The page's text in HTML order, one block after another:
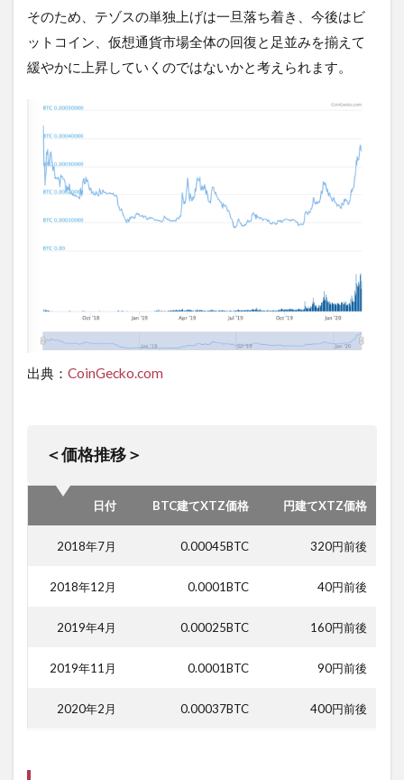
そのため、テゾスの単独上げは一旦落ち着き、今後はビ
ットコイン、仮想通貨市場全体の回復と足並みを揃えて
緩やかに上昇していくのではないかと考えられます。
出典： CoinGecko.com
＜価格推移＞
日付 BTC建てXTZ価格 円建てXTZ価格
2018年7月 0.00045BTC 320円前後
2018年12月 0.0001BTC 40円前後
2019年4月 0.00025BTC 160円前後
2019年11月 0.0001BTC 90円前後
2020年2月 0.00037BTC 400円前後